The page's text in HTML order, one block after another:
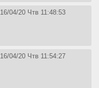
16/04/20 Чтв 11:48:53
16/04/20 Чтв 11:54:27